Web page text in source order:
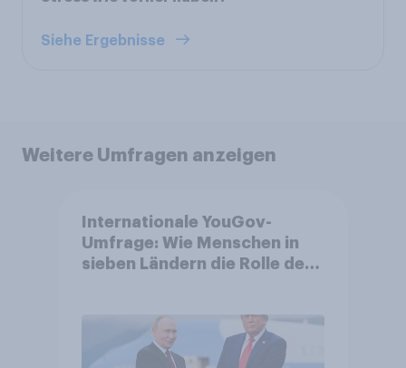
Siehe Ergebnisse
Weitere Umfragen anzeigen
Internationale YouGov-
Umfrage: Wie Menschen in
sieben Ländern die Rolle der
Bedrohungen und Bündnisse
bewerten